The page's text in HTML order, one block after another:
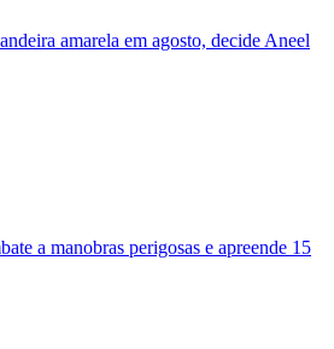
amarela em agosto, decide Aneel
a manobras perigosas e apreende 15